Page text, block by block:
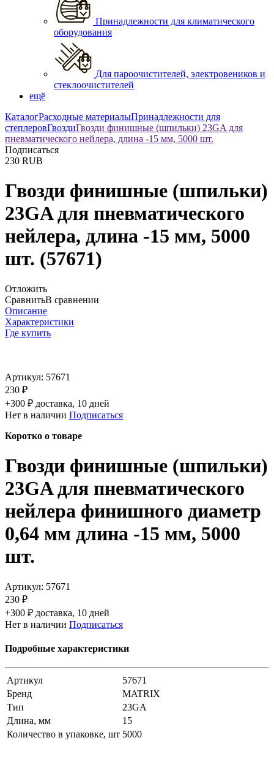
Принадлежности для климатического
оборудования
Для пароочистителей, электровеников и
стеклоочистителей
ещё
КаталогРасходные материалыПринадлежности для
степлеровГвоздиГвозди финишные (шпильки) 23GA для
пневматического нейлера, длина -15 мм, 5000 шт.
Подписаться
230 RUB
Гвозди финишные (шпильки)
23GA для пневматического
нейлера, длина -15 мм, 5000
шт. (57671)
Отложить
СравнитьВ сравнении
Описание
Характеристики
Где купить
Артикул: 57671
230 ₽
+300 ₽ доставка, 10 дней
Нет в наличии Подписаться
Коротко о товаре
Гвозди финишные (шпильки)
23GA для пневматического
нейлера финишного диаметр
0,64 мм длина -15 мм, 5000
шт.
Артикул: 57671
230 ₽
+300 ₽ доставка, 10 дней
Нет в наличии Подписаться
Подробные характеристики
Артикул
57671
Бренд
MATRIX
Тип
23GA
Длина, мм
15
Количество в упаковке, шт 5000